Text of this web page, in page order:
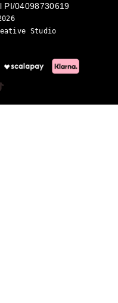
PI/04098730619
Studio